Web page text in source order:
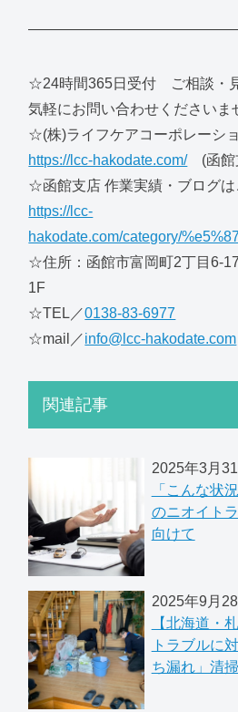
☆24時間365日受付 ご相談・
気軽にお問い合わせくださいま
☆(株)ライフケアコーポレーシ
https://lcc-hakodate.com/(函館
☆函館支店 作業実績・ブログは
https://lcc-
hakodate.com/category/
☆住所：函館市富岡町2丁目6-
1F
☆TEL／0138-83-6977
☆mail／info@lcc-hakodate.com
関連記事
2025年3月31
「こんな状
のニオイト
向けて
2025年9月28
【北海道・
トラブルに
ち漏れ」清